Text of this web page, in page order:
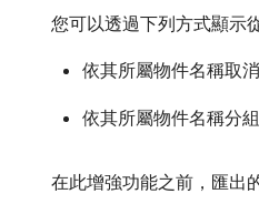
您可以透過下列方式顯示
依其所屬物件名稱取
依其所屬物件名稱分
在此增強功能之前，匯出